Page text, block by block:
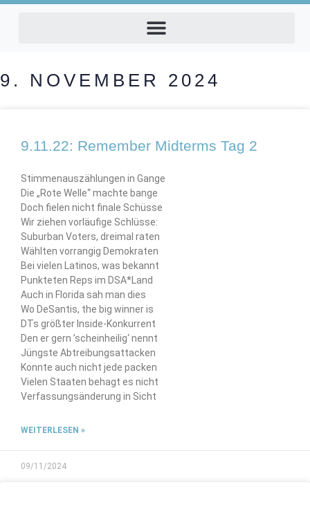
9. NOVEMBER 2024
9.11.22: Remember Midterms Tag 2
Stimmenauszählungen in Gange
Die „Rote Welle“ machte bange
Doch fielen nicht finale Schüsse
Wir ziehen vorläufige Schlüsse:
Suburban Voters, dreimal raten
Wählten vorrangig Demokraten
Bei vielen Latinos, was bekannt
Punkteten Reps im DSA*Land
Auch in Florida sah man dies
Wo DeSantis, the big winner is
DTs größter Inside-Konkurrent
Den er gern ’scheinheilig‘ nennt
Jüngste Abtreibungsattacken
Konnte auch nicht jede packen
Vielen Staaten behagt es nicht
Verfassungsänderung in Sicht
WEITERLESEN »
09/11/2024